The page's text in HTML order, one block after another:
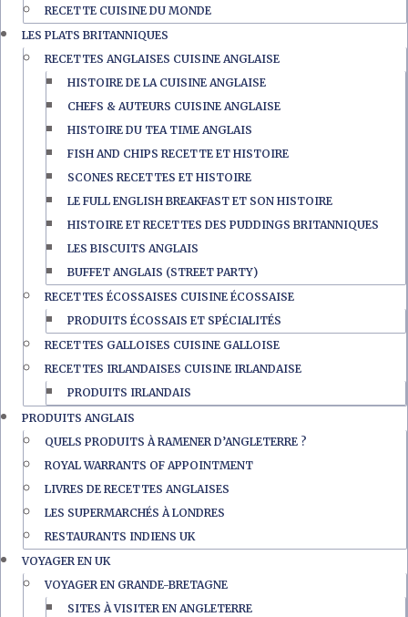
RECETTE CUISINE DU MONDE
LES PLATS BRITANNIQUES
RECETTES ANGLAISES CUISINE ANGLAISE
HISTOIRE DE LA CUISINE ANGLAISE
CHEFS & AUTEURS CUISINE ANGLAISE
HISTOIRE DU TEA TIME ANGLAIS
FISH AND CHIPS RECETTE ET HISTOIRE
SCONES RECETTES ET HISTOIRE
LE FULL ENGLISH BREAKFAST ET SON HISTOIRE
HISTOIRE ET RECETTES DES PUDDINGS BRITANNIQUES
LES BISCUITS ANGLAIS
BUFFET ANGLAIS (STREET PARTY)
RECETTES ÉCOSSAISES CUISINE ÉCOSSAISE
PRODUITS ÉCOSSAIS ET SPÉCIALITÉS
RECETTES GALLOISES CUISINE GALLOISE
RECETTES IRLANDAISES CUISINE IRLANDAISE
PRODUITS IRLANDAIS
PRODUITS ANGLAIS
QUELS PRODUITS À RAMENER D’ANGLETERRE ?
ROYAL WARRANTS OF APPOINTMENT
LIVRES DE RECETTES ANGLAISES
LES SUPERMARCHÉS À LONDRES
RESTAURANTS INDIENS UK
VOYAGER EN UK
VOYAGER EN GRANDE-BRETAGNE
SITES À VISITER EN ANGLETERRE